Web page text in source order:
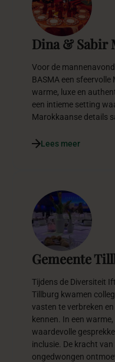
Dina & Sabir
Voor de
BASMA een
warme, luxe en
een intieme setting
Marokkaanse details
Lees meer
Gemeente
Tijdens de Diversiteit
Tillburg kwamen
vasten te verbreken
kennen. In een
waardevolle
inclusie. De kracht
ongedwongen